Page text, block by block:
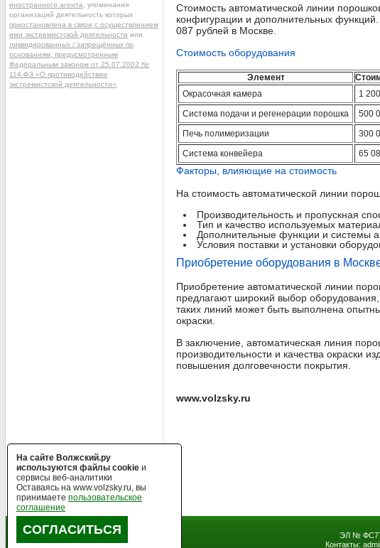
Стоимость автоматической линии
конфигурации и дополнительных
087 рублей в Москве.
Стоимость оборудования
Элемент
Окрасочная камера
1
Система подачи и регенерации порошка
500
Печь полимеризации
300
Система конвейера
65
Факторы, влияющие на стоимость
На стоимость автоматической линии
Производительность и пропускная
Тип и качество используемых
Дополнительные функции и системы
Условия поставки и установки
Приобретение оборудования в
Приобретение автоматической линии
предлагают широкий выбор
таких линий может быть выполнена
окраски.
В заключение, автоматическая линия
производительности и качества окраски
повышения долговечности покрытия.
www.volzsky.ru
иностранного агента , упоминания
организаций деятельность которых
приостановлена в связи с осуществлением
ими экстремистской деятельности или
ликвидированных / запрещённых по
основаниям, предусмотренным
Федеральным законом от 25.07.2002 №
114-ФЗ «О противодействии
экстремистской деятельности»
ЭЛ № ФС77-
Контакты:
На сайте Волжский.ру
используются файлы cookie и
сервисы веб-аналитики
Оставаясь на www.volzsky.ru, вы
принимаете пользовательское
соглашение
СОГЛАСИТЬСЯ